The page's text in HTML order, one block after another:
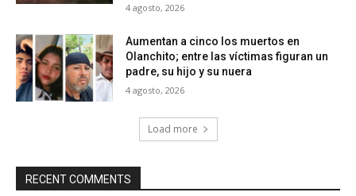
4 agosto, 2026
Aumentan a cinco los muertos en
Olanchito; entre las víctimas figuran un
padre, su hijo y su nuera
4 agosto, 2026
Load more
RECENT COMMENTS